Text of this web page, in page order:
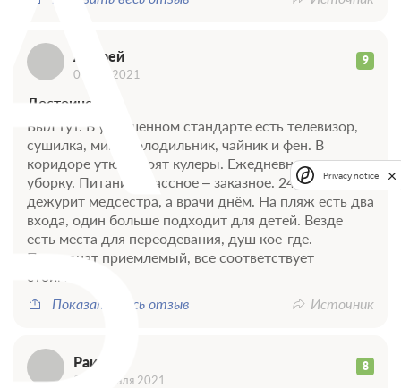
Андрей 9
04 мая 2021
Достоинства
Был тут. В улучшенном стандарте есть телевизор,
сушилка, мини холодильник, чайник и фен. В
коридоре утюг, стоят кулеры. Ежедневно делают
уборку. Питание классное – заказное. 24 на 7
дежурит медсестра, а врачи днём. На пляж есть два
входа, один больше подходит для детей. Везде
есть места для переодевания, душ кое-где.
Пансионат приемлемый, все соответствует
Показать весь отзыв
Источник
Раиса 8
01 февраля 2021
Privacy notice